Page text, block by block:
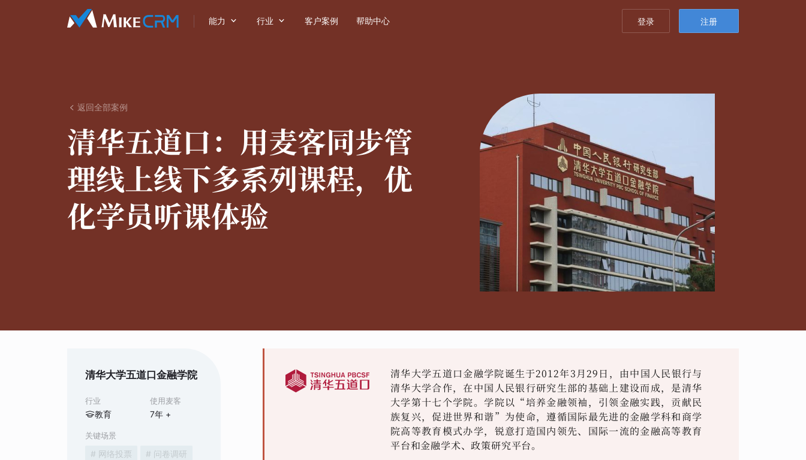
能力  行业  客户案例 帮助中心 登录 注册
 返回全部案例
清华五道口： 用麦客同步管
理线上线下多系列课程，优
化学员听课体验
清华大学五道口金融学院
行业
教育
使用麦客
7年 +
关键场景
# 网络投票
# 问卷调研
清华大学五道口金融学院诞生于2012年3月29日，由中国人民银行与
清华大学合作，在中国人民银行研究生部的基础上建设而成，是清华
大学第十七个学院。学院以“培养金融领袖，引领金融实践，贡献民
族复兴，促进世界和谐”为使命，遵循国际最先进的金融学科和商学
院高等教育模式办学，锐意打造国内领先、国际一流的金融高等教育
平台和金融学术、政策研究平台。